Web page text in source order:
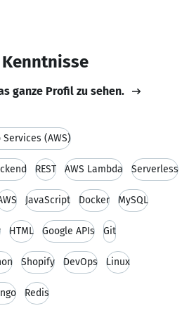
ganze Profil zu sehen.
Services (AWS)
REST AWS Lambda Serverless
JavaScript Docker MySQL
HTML Google APIs Git
Shopify DevOps Linux
Redis